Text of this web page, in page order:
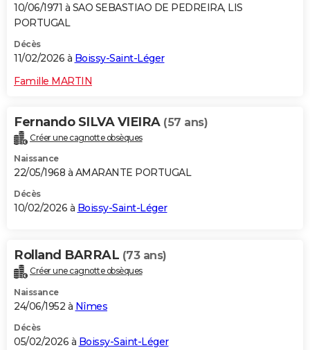
10/06/1971 à SAO SEBASTIAO DE PEDREIRA, LIS
PORTUGAL
Décès
11/02/2026 à Boissy-Saint-Léger
Famille MARTIN
Fernando SILVA VIEIRA (57 ans)
Créer une cagnotte obsèques
Naissance
22/05/1968 à AMARANTE PORTUGAL
Décès
10/02/2026 à Boissy-Saint-Léger
Rolland BARRAL (73 ans)
Créer une cagnotte obsèques
Naissance
24/06/1952 à Nîmes
Décès
05/02/2026 à Boissy-Saint-Léger